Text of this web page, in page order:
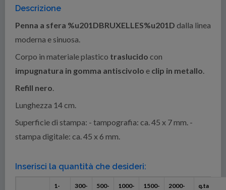
Descrizione
Penna a sfera %u201DBRUXELLES%u201D dalla linea
moderna e sinuosa.
Corpo in materiale plastico traslucido con
impugnatura in gomma antiscivolo e clip in metallo.
Refill nero.
Lunghezza 14 cm.
Superficie di stampa: - tampografia: ca. 45 x 7 mm. -
stampa digitale: ca. 45 x 6 mm.
Inserisci la quantità che desideri:
1-
300-
500-
1000-
1500-
2000-
q.ta